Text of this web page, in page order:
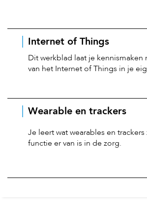
Internet of Things
Dit werkblad laat je kennismaken
van het Internet of Things in je
Wearable en trackers
Je leert wat wearables en
functie er van is in de zorg.